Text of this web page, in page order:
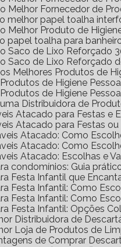
o Melhor Fornecedor de
o melhor papel toalha
o Melhor Produto de
o papel toalha para
o Saco de Lixo Reforçado
o Saco de Lixo Reforçado
os Melhores Produtos de
Produtos de Higiene
Produtos de Higiene
uma Distribuidora de
Atacado para Festas
Atacado para Festas
Atacado: Como
Atacado: Como
Atacado: Escolhas e
condomínios: Guia
Festa Infantil que
Festa Infantil: Como
Festa Infantil: Como
Festa Infantil: Opções
Distribuidora de
Loja de Produtos de
de Comprar